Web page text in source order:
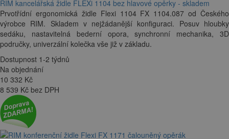
RIM kancelářská židle FLEXi 1104 bez hlavové opěrky - skladem
Prvotřídní ergonomická židle Flexi 1104 FX 1104.087 od Českého
výrobce RIM. Skladem v nejžádanější konfiguraci. Posuv hloubky
sedáku, nastavitelná bederní opora, synchronní mechanika, 3D
područky, univerzální kolečka vše již v základu.
Dostupnost 1-2 týdnů
Na objednání
10 332 Kč
8 539 Kč bez DPH